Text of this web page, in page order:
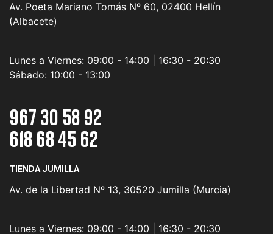
Av. Poeta Mariano Tomás Nº 60, 02400 Hellín
(Albacete)
Lunes a Viernes: 09:00 - 14:00 | 16:30 - 20:30
Sábado: 10:00 - 13:00
967 30 58 92
618 68 45 62
TIENDA JUMILLA
Av. de la Libertad Nº 13, 30520 Jumilla (Murcia)
Lunes a Viernes: 09:00 - 14:00 | 16:30 - 20:30